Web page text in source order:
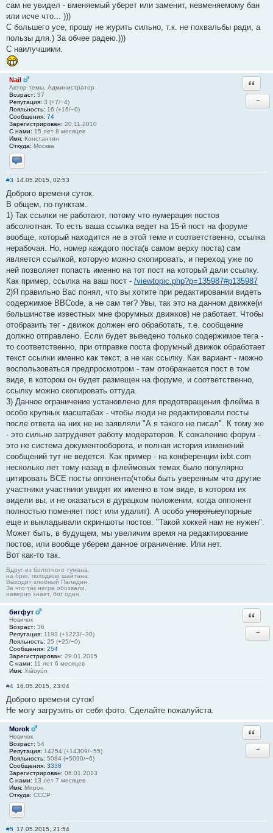
сам не увидел - вменяемый уберет или заменит, невменяемому бан
или исче что... )))
С большего усе, прошу не журить сильно, т.к. не похвальбы ради, а
пользы для.) За обчее радею.)))
С наилучшими.
Nail
Автор темы, Администратор
Возраст: 37
Репутация: 3 (+7/−4)
Лояльность: 16 (+16/−0)
Сообщения: 74
Зарегистрирован: 20.11.2010
С нами: 15 лет 8 месяцев
Имя: Константин
Откуда: Москва
Отправить личное сообщение
−
#3 14.05.2015, 02:53
Доброго времени суток.
В общем, по пунктам.
1) Так ссылки не работают, потому что нумерация постов
абсолютная. То есть ваша ссылка ведет на 15-й пост на форуме
вообще, который находится не в этой теме и соответственно, ссылка
нерабочая. Но, номер каждого поста(в самом верху поста) сам
является ссылкой, которую можно скопировать, и переход уже по
ней позволяет попасть именно на тот пост на который дали ссылку.
Как пример, ссылка на ваш пост - /viewtopic.php?p=135987#p135987
2)Я правильно Вас понял, что вы хотите при редактировании видеть
содержимое BBCode, а не сам тег? Увы, так это на данном движке(и
большинстве известных мне форумных движков) не работает. Чтобы
отобразить тег - движок должен его обработать, т.е. сообщение
должно отправлено. Если будет выведено только содержимое тега -
то соответственно, при отправке поста форумный движок обработает
текст ссылки именно как текст, а не как ссылку. Как вариант - можно
воспользоваться предпросмотром - там отображается пост в том
виде, в котором он будет размещен на форуме, и соответственно,
ссылку можно скопировать оттуда.
3) Данное ограничение установлено для предотвращения флейма в
особо крупных масштабах - чтобы люди не редактировали посты
после ответа на них не не заявляли "А я такого не писал". К тому же
- это сильно затрудняет работу модераторов. К сожалению форум -
это не система документооборота, и полная история изменений
сообщений тут не ведется. Как пример - на конференции ixbt.com
несколько лет тому назад в флеймовых темах было популярно
цитировать ВСЕ посты оппонента(чтобы быть уверенным что другие
участники участники увидят их именно в том виде, в котором их
видели вы, и не оказаться в дурацком положении, когда оппонент
полностью поменяет пост или удалит). А особо упоротыеупорные
еще и выкладывали скриншоты постов. "Такой хоккей нам не нужен".
Может быть, в будущем, мы увеличим время на редактирование
постов, или вообще уберем данное ограничение. Или нет.
Вот как-то так.
Вдруг из болотного тумана,
на брег, походкою шайтана.
Выходит злобный Паладин.
За что так негра обозвали,
наверно знает, бог один.
бигфут
Новичок
Возраст: 36
Репутация: 1193 (+1223/−30)
Лояльность: 25 (+25/−0)
Сообщения: 254
Зарегистрирован: 29.01.2015
С нами: 11 лет 6 месяцев
Имя: Xiǎoyún
−
#4 16.05.2015, 23:04
Доброго времени суток!
Не могу загрузить от себя фото. Сделайте пожалуйста.
Morok
Новичок
Возраст: 54
Репутация: 14254 (+14309/−55)
Лояльность: 5084 (+5090/−6)
Сообщения: 3338
Зарегистрирован: 06.01.2013
С нами: 13 лет 7 месяцев
Имя: Мирон
Откуда: СССР
Отправить личное сообщение
−
#5 17.05.2015, 21:54